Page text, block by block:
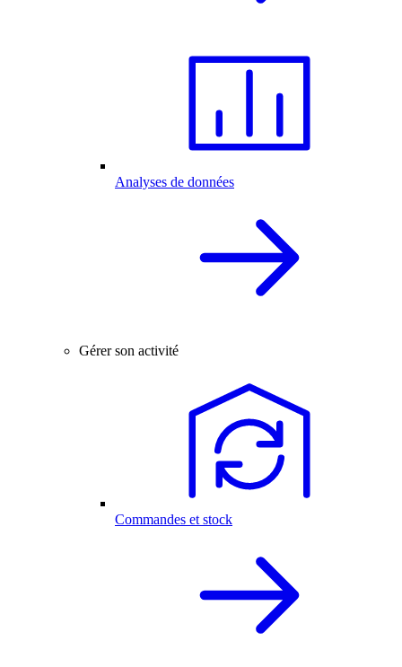
Analyses de données
Gérer son activité
Commandes et stock